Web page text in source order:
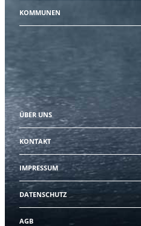
KOMMUNEN
ÜBER UNS
KONTAKT
IMPRESSUM
DATENSCHUTZ
AGB